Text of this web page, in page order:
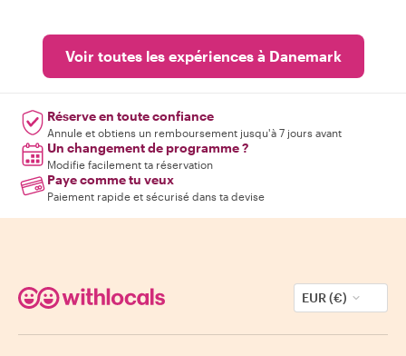
Voir toutes les expériences à Danemark
Réserve en toute confiance
Annule et obtiens un remboursement jusqu'à 7 jours avant
Un changement de programme ?
Modifie facilement ta réservation
Paye comme tu veux
Paiement rapide et sécurisé dans ta devise
EUR (€)